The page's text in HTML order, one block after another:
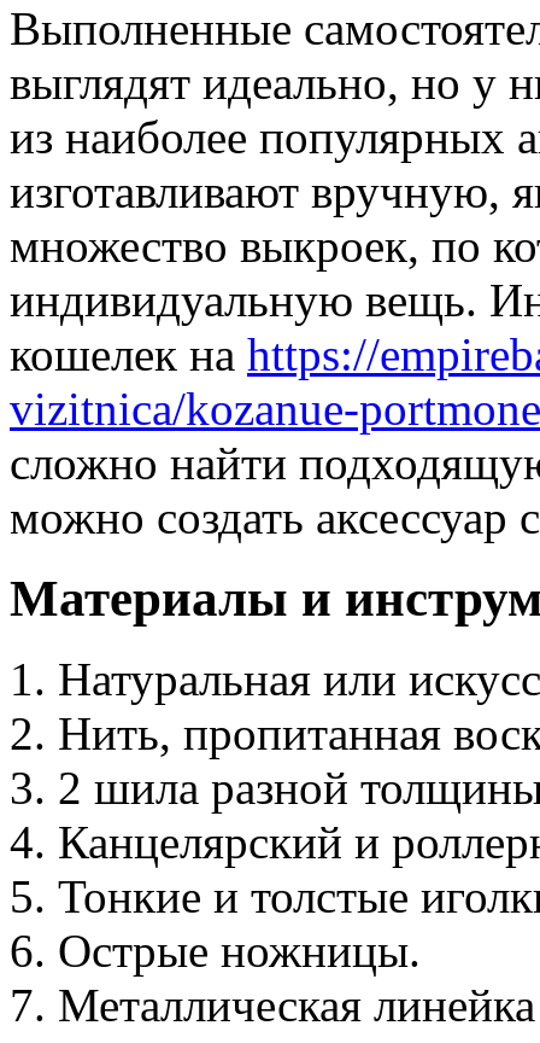
Выполненные
выглядят идеально, но у
из наиболее популярных
изготавливают вручную,
множество выкроек, по
индивидуальную вещь.
кошелек на https://
vizitnica/kozanue-
сложно найти
можно создать аксессуар
Материалы и
Натуральная или
Нить, пропитанная
2 шила разной
Канцелярский и
Тонкие и толстые
Острые ножницы.
Металлическая